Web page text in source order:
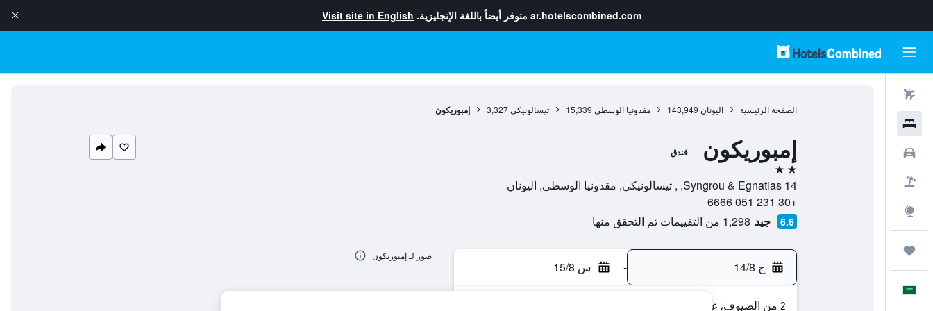
ar.hotelscombined.com متوفر أيضاً باللغة الإنجليزية. Visit site in English
الصفحة الرئيسية اليونان 143,949 مقدونيا الوسطى 15,339 ثيسالونيكي 3,327 إمبوريكون
إمبوريكون فندق
2 نجمتين
14 Syngrou & Egnatias, , ثيسالونيكي, مقدونيا الوسطى, اليونان
+30 231 051 6666
6.6 جيد 1,298 من التقييمات تم التحقق منها
ج 14/8 - س 15/8
2 من الضيوف، غرفة واحدة
صور لـ إمبوريكون